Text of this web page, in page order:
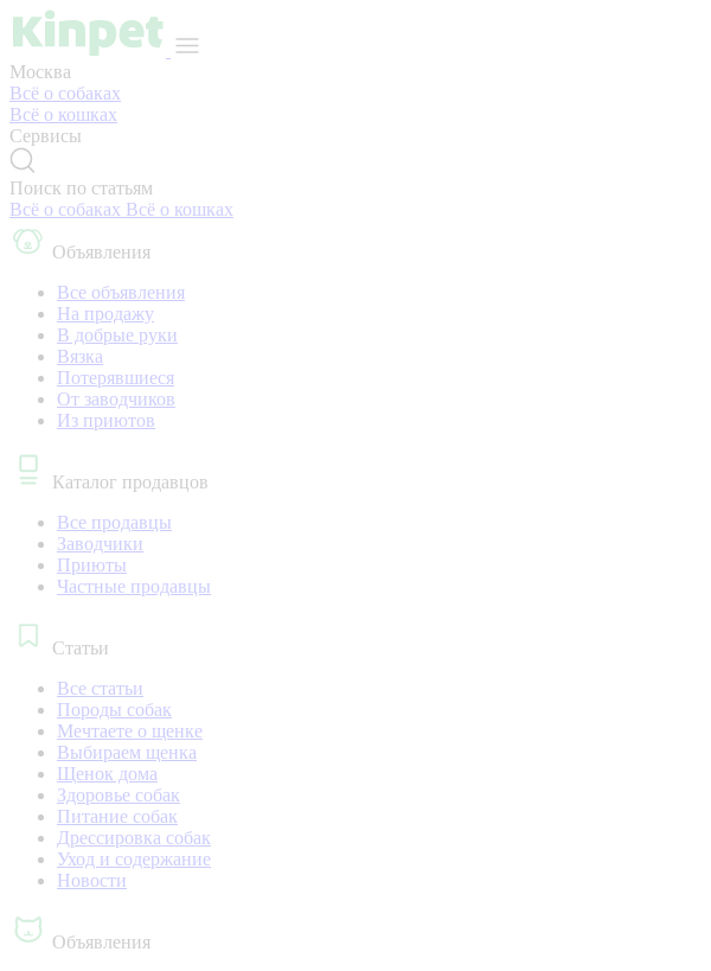
Москва
Всё о собаках
Всё о кошках
Сервисы
Поиск по статьям
Всё о собаках Всё о кошках
Объявления
Все объявления
На продажу
В добрые руки
Вязка
Потерявшиеся
От заводчиков
Из приютов
Каталог продавцов
Все продавцы
Заводчики
Приюты
Частные продавцы
Статьи
Все статьи
Породы собак
Мечтаете о щенке
Выбираем щенка
Щенок дома
Здоровье собак
Питание собак
Дрессировка собак
Уход и содержание
Новости
Объявления